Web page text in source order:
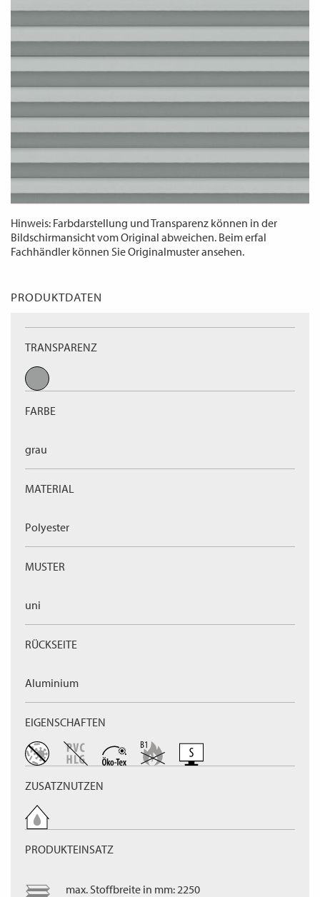
WECHSELN
DE
Hinweis: Farbdarstellung und Transparenz können in der
Bildschirmansicht vom Original abweichen. Beim erfal
Fachhändler können Sie Originalmuster ansehen.
PRODUKTDATEN
TRANSPARENZ
FARBE
grau
MATERIAL
Polyester
MUSTER
uni
RÜCKSEITE
Aluminium
EIGENSCHAFTEN
ZUSATZNUTZEN
PRODUKTEINSATZ
max. Stoffbreite in mm: 2250